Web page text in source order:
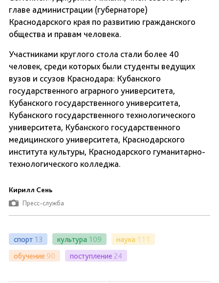
главе администрации (губернаторе)
Краснодарского края по развитию гражданского
общества и правам человека.
Участниками круглого стола стали более 40
человек, среди которых были студенты ведущих
вузов и ссузов Краснодара: Кубанского
государственного аграрного университета,
Кубанского государственного университета,
Кубанского государственного технологического
университета, Кубанского государственного
медицинского университета, Краснодарского
института культуры, Краснодарского гуманитарно-
технологического колледжа.
Кирилл Сень
Пресс-служба
спорт 13 культура 109 наука 111
обучение 90 поступление 24